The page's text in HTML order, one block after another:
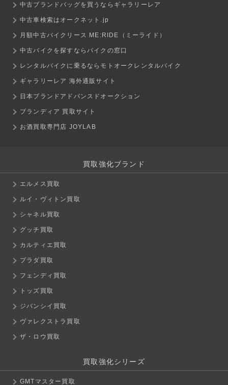
中古ブランドバッグを買うならギャラリーレア
中古車検索はオークネット.jp
月額中古バイクリース ME:RIDE（ミーライド）
中古バイクを探すならバイクの窓口
レンタルバイクに乗るならモトオークレンタルバイク
ギャラリーレア 海外通販サイト
日本ブランドアドバンスドオークション
ブランディア 買取サイト
お酒買取専門店 JOYLAB
買取強化ブランド
エルメス買取
ルイ・ヴィトン買取
シャネル買取
グッチ買取
カルティエ買取
プラダ買取
フェンディ買取
トッズ買取
ジバンシイ買取
ヴァレクストラ買取
ザ・ロウ買取
買取強化シリーズ
GMTマスター買取